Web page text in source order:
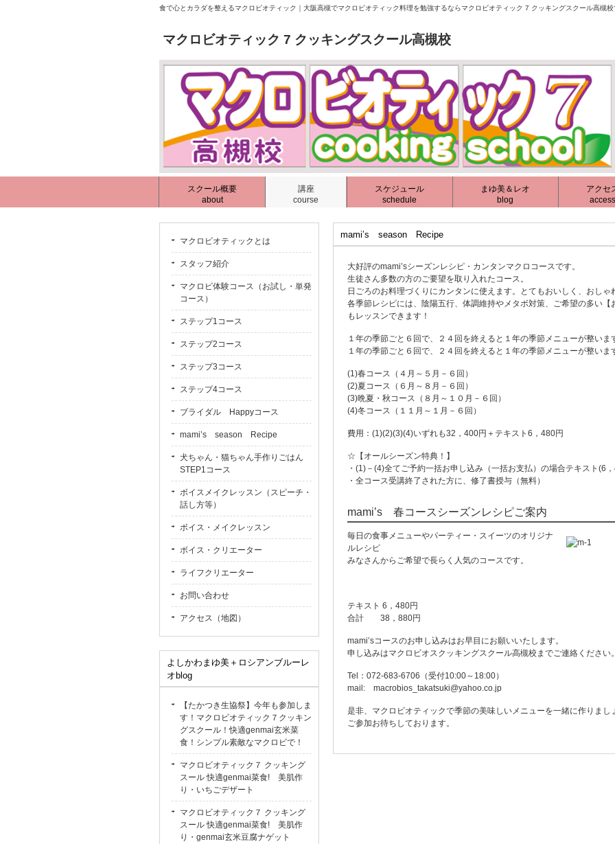
食で心とカラダを整えるマクロビオティック｜大阪高槻でマクロビオティック料理を勉強するならマクロビオティック 7 クッキングスクール高槻
マクロビオティック 7 クッキングスクール高槻校
スクール概要
about
講座
course
スケジュール
schedule
まゆ美＆レオ
blog
アクセ
access
mami’s season Recipe
大好評のmami’sシーズンレシピ・カンタンマクロコースです。
生徒さん多数の方のご要望を取り入れたコース。
日ごろのお料理づくりにカンタンに使えます。とてもおいしく、おしゃ
各季節レシピには、陰陽五行、体調維持やメタボ対策、ご希望の多い【
もレッスンできます！
１年の季節ごと６回で、２４回を終えると１年の季節メニューが整いま
１年の季節ごと６回で、２４回を終えると１年の季節メニューが整いま
(1)春コース（４月～５月－６回）
(2)夏コース（６月～８月－６回）
(3)晩夏・秋コース（８月～１０月－６回）
(4)冬コース（１１月～１月－６回）
費用：(1)(2)(3)(4)いずれも32，400円＋テキスト6，480円
☆【オールシーズン特典！】
・(1)－(4)全てご予約一括お申し込み（一括お支払）の場合テキスト(6
・全コース受講終了された方に、修了書授与（無料）
mami’s 春コースシーズンレシピご案内
毎日の食事メニューやパーティー・スイーツのオリジナ
ルレシピ
みなさんからご希望で長らく人気のコースです。
テキスト 6，480円
合計 38，880円
mami’sコースのお申し込みはお早目にお願いいたします。
申し込みはマクロビオスクッキングスクール高槻校までご連絡ください。
Tel：072-683-6706（受付10:00～18:00）
mail: macrobios_takatsuki@yahoo.co.jp
是非、マクロビオティックで季節の美味しいメニューを一緒に作りまし
ご参加お待ちしております。
マクロビオティックとは
スタッフ紹介
マクロビ体験コース（お試し・単発
コース）
ステップ1コース
ステップ2コース
ステップ3コース
ステップ4コース
ブライダル Happyコース
mami’s season Recipe
犬ちゃん・猫ちゃん手作りごはん
STEP1コース
ボイスメイクレッスン（スピーチ・
話し方等）
ボイス・メイクレッスン
ボイス・クリエーター
ライフクリエーター
お問い合わせ
アクセス（地図）
よしかわまゆ美＋ロシアンブルーレ
オblog
【たかつき生協祭】今年も参加しま
す！マクロビオティック７クッキン
グスクール！快適genmai玄米菜
食！シンプル素敵なマクロビで！
マクロビオティック７ クッキング
スール 快適genmai菜食! 美肌作
り・いちごデザート
マクロビオティック７ クッキング
スール 快適genmai菜食! 美肌作
り・genmai玄米豆腐ナゲット